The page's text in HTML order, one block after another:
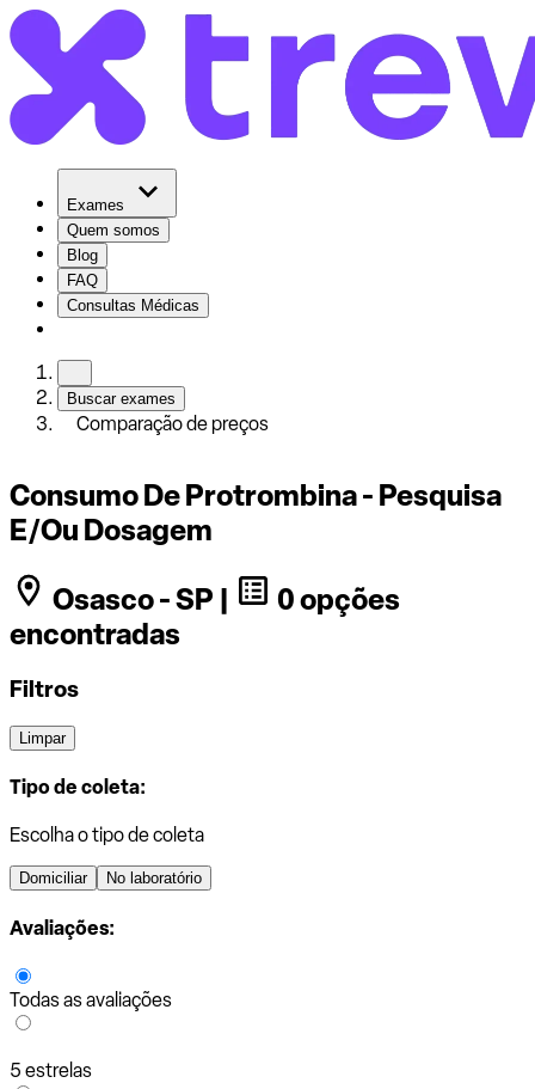
Exames
Quem somos
Blog
FAQ
Consultas Médicas
Buscar exames
Comparação de preços
Consumo De Protrombina - Pesquisa
E/Ou Dosagem
Osasco - SP |
0 opções
encontradas
Filtros
Limpar
Tipo de coleta:
Escolha o tipo de coleta
Domiciliar No laboratório
Avaliações:
Todas as avaliações
5 estrelas